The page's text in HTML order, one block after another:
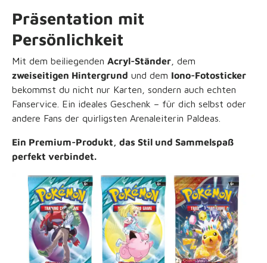
Präsentation mit
Persönlichkeit
Mit dem beiliegenden Acryl-Ständer , dem
zweiseitigen Hintergrund und dem Iono-Fotosticker
bekommst du nicht nur Karten, sondern auch echten
Fanservice. Ein ideales Geschenk – für dich selbst oder
andere Fans der quirligsten Arenaleiterin Paldeas.
Ein Premium-Produkt, das Stil und Sammelspaß
perfekt verbindet.